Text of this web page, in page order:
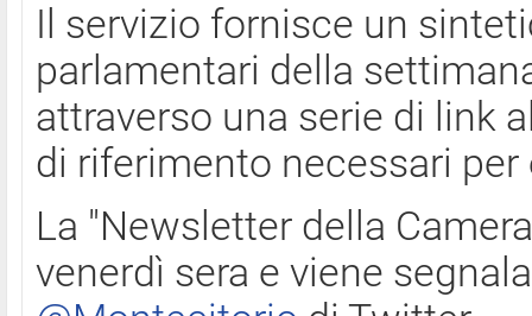
Il servizio fornisce un
parlamentari della
attraverso una serie di link
di riferimento necessari
La "Newsletter della
venerdì sera e viene